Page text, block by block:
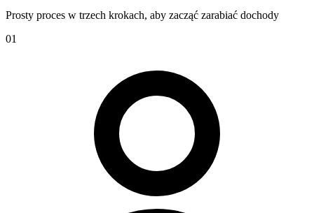
Prosty proces w trzech krokach, aby zacząć zarabiać dochody
01